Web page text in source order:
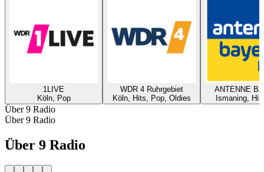
1LIVE
Köln, Pop
WDR 4 Ruhrgebiet
Köln, Hits, Pop, Oldies
ANTENNE
Ismaning,
Über 9 Radio
Über 9 Radio
Über 9 Radio